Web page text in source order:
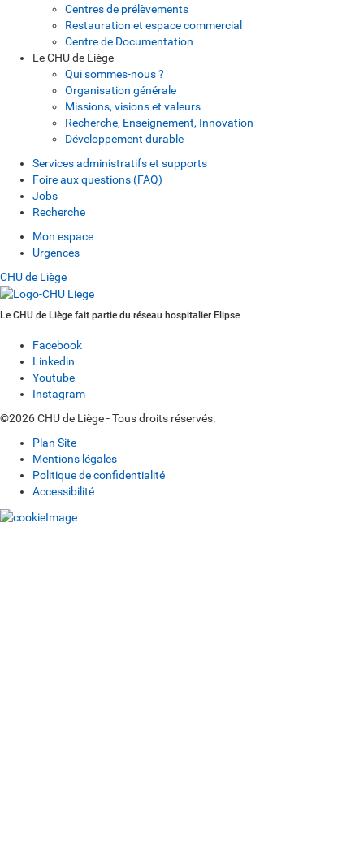
Centres de prélèvements
Restauration et espace commercial
Centre de Documentation
Le CHU de Liège
Qui sommes-nous ?
Organisation générale
Missions, visions et valeurs
Recherche, Enseignement, Innovation
Développement durable
Services administratifs et supports
Foire aux questions (FAQ)
Jobs
Recherche
Mon espace
Urgences
CHU de Liège
Le CHU de Liège fait partie du réseau hospitalier Elipse
Facebook
Linkedin
Youtube
Instagram
©2026 CHU de Liège - Tous droits réservés.
Plan Site
Mentions légales
Politique de confidentialité
Accessibilité